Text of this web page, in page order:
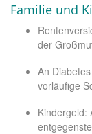
Familie und
der
An
vorläufige
Kindergeld: